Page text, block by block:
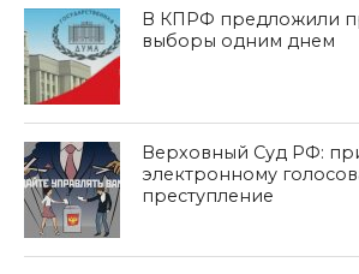
В КПРФ предложили
выборы одним днем
Верховный Суд РФ:
электронному
преступление